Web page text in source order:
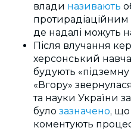
влади називають
протирадіаційним
де надалі можуть
Після влучання
херсонський
будують
«Вгору»
та науки України
було зазначено, що
коментують